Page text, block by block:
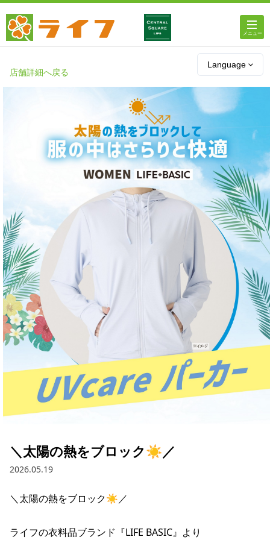
Language
ライフのオンラインストア
ライフネットスーパー
企業情報
採用情報
お問い合わせ
Contact us in English
店舗詳細へ戻る
＼太陽の熱をブロック☀／
2026.05.19
＼太陽の熱をブロック☀／
ライフの衣料品ブランド『LIFE BASIC』より